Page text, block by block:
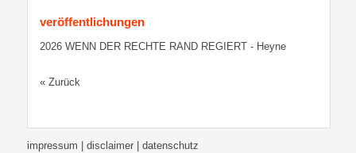
veröffentlichungen
2026 WENN DER RECHTE RAND REGIERT - Heyne
« Zurück
impressum | disclaimer | datenschutz